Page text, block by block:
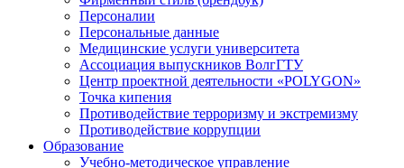
Персоналии
Персональные данные
Медицинские услуги университета
Ассоциация выпускников ВолгГТУ
Центр проектной деятельности «POLYGON»
Точка кипения
Противодействие терроризму и экстремизму
Противодействие коррупции
Образование
Учебно-методическое управление